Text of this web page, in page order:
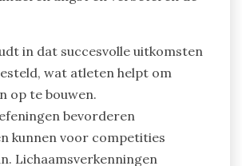
jonge atleten?
zoals visualisatie,
en
zijn bijzonder effectief
Deze praktijken verbeteren
angst en verbeteren de